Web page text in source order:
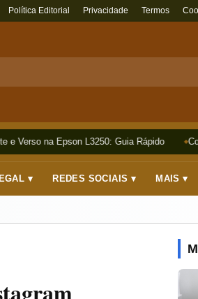
Política Editorial Privacidade Termos
Verso na Epson L3250: Guia Rápido
▾ REDES SOCIAIS ▾ MAIS ▾